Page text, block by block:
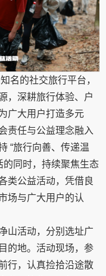
名的社交旅行平台，
，深耕旅行体验、户
广大用户打造多元
责任与公益理念融入
“旅行向善、传递温
的同时，持续聚焦生态
类公益活动，凭借良
场与广大用户的认
山活动，分别选址广
的地。活动现场，参
行，认真捡拾沿途散